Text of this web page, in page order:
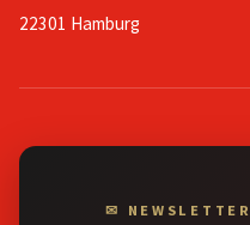
22301 Hamburg
✉ NEWSLETTER